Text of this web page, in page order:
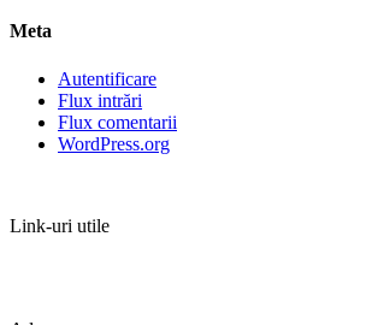
Meta
Autentificare
Flux intrări
Flux comentarii
WordPress.org
Link-uri utile